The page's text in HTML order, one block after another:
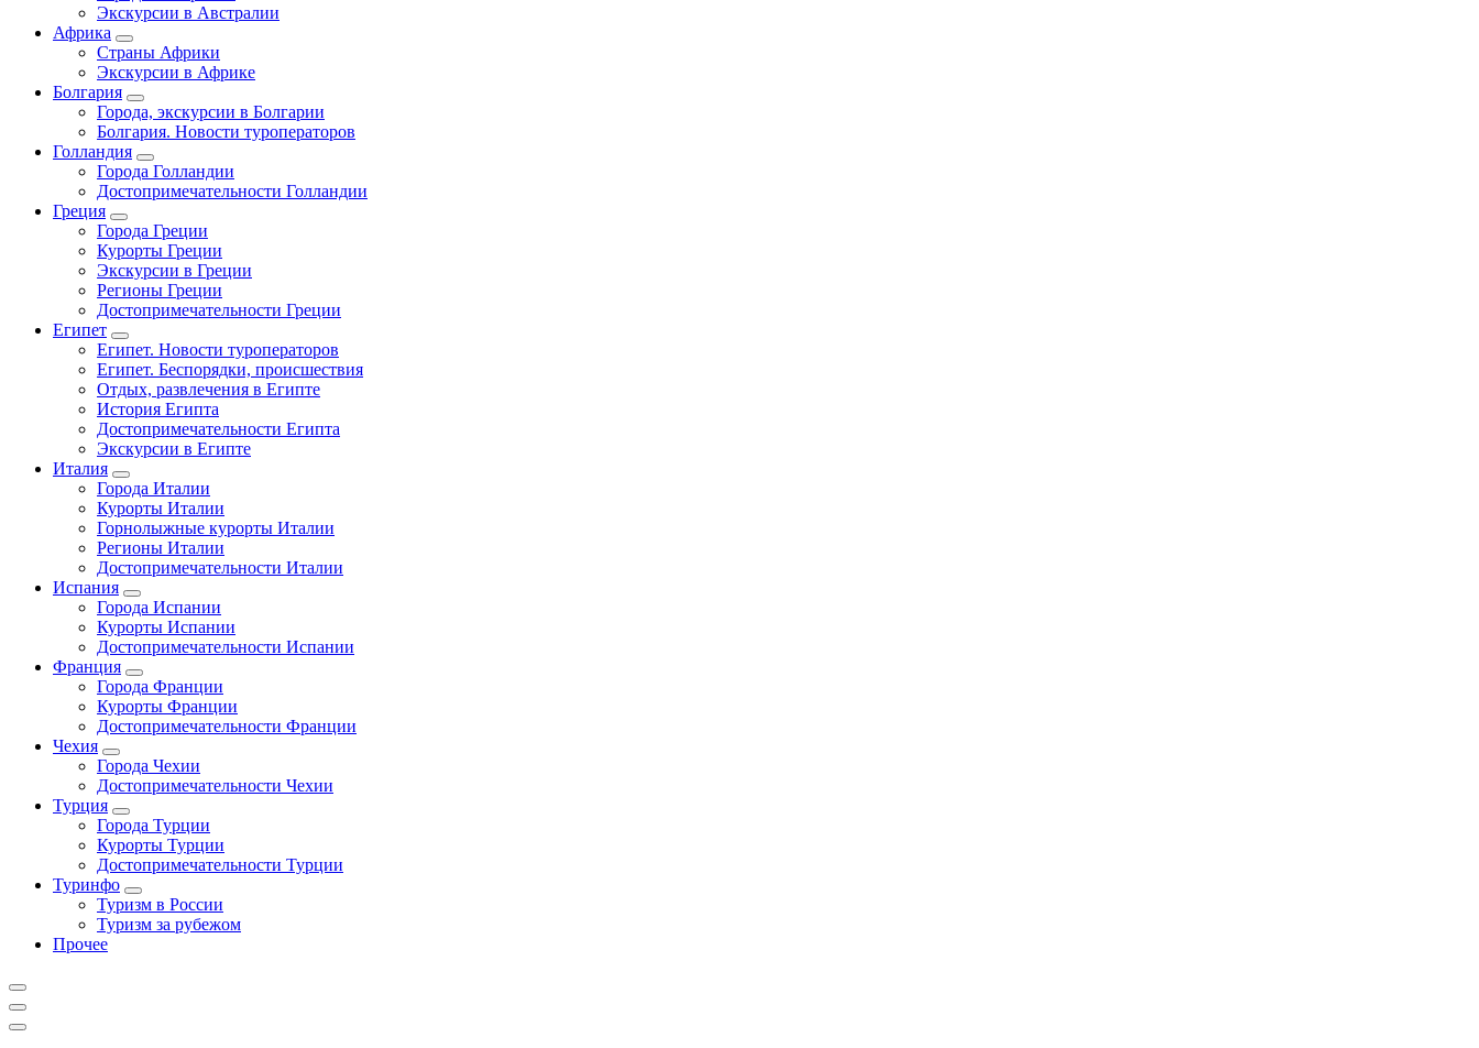
Экскурсии в Австралии
Африка
Страны Африки
Экскурсии в Африке
Болгария
Города, экскурсии в Болгарии
Болгария. Новости туроператоров
Голландия
Города Голландии
Достопримечательности Голландии
Греция
Города Греции
Курорты Греции
Экскурсии в Греции
Регионы Греции
Достопримечательности Греции
Египет
Египет. Новости туроператоров
Египет. Беспорядки, происшествия
Отдых, развлечения в Египте
История Египта
Достопримечательности Египта
Экскурсии в Египте
Италия
Города Италии
Курорты Италии
Горнолыжные курорты Италии
Регионы Италии
Достопримечательности Италии
Испания
Города Испании
Курорты Испании
Достопримечательности Испании
Франция
Города Франции
Курорты Франции
Достопримечательности Франции
Чехия
Города Чехии
Достопримечательности Чехии
Турция
Города Турции
Курорты Турции
Достопримечательности Турции
Туринфо
Туризм в России
Туризм за рубежом
Прочее